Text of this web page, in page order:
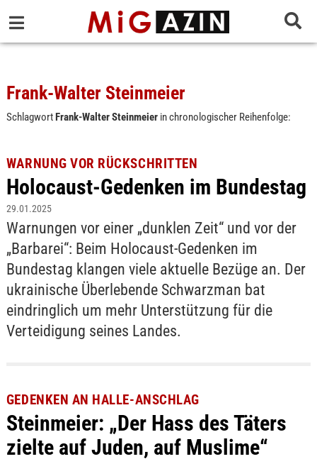
Frank-Walter Steinmeier
SchlagwortFrank-Walter Steinmeierin chronologischer Reihenfolge:
WARNUNG VOR RÜCKSCHRITTEN
Holocaust-Gedenken im Bundestag
29.01.2025
Warnungen vor einer „dunklen Zeit“ und vor der
„Barbarei“: Beim Holocaust-Gedenken im
Bundestag klangen viele aktuelle Bezüge an. Der
ukrainische Überlebende Schwarzman bat
eindringlich um mehr Unterstützung für die
Verteidigung seines Landes.
GEDENKEN AN HALLE-ANSCHLAG
Steinmeier: „Der Hass des Täters
zielte auf Juden, auf Muslime“